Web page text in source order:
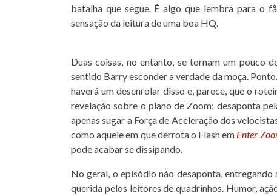
batalha que segue. É algo que lembra para o
sensação da leitura de uma boa HQ.
Duas coisas, no entanto, se tornam um pouco
sentido Barry esconder a verdade da moça.
haverá um desenrolar disso e, parece, que o
revelação sobre o plano de Zoom: desaponta
apenas sugar a Força de Aceleração dos
como aquele em que derrota o Flash em Enter
pode acabar se dissipando.
No geral, o episódio não desaponta,
querida pelos leitores de quadrinhos. Humor,